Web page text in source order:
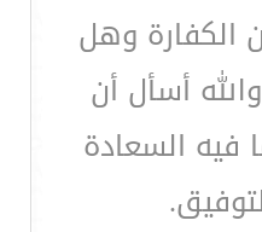
الكفارة وهل
أسأل أن
فيه السعادة